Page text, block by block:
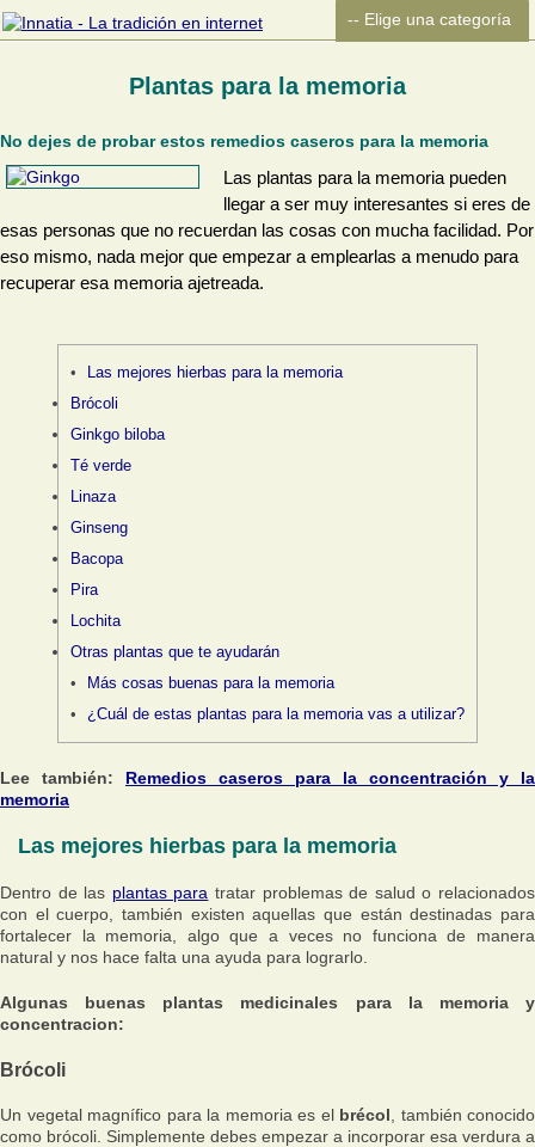
Plantas para la memoria
No dejes de probar estos remedios caseros para la memoria
Las plantas para la memoria pueden
llegar a ser muy interesantes si eres de
esas personas que no recuerdan las cosas con mucha facilidad. Por
eso mismo, nada mejor que empezar a emplearlas a menudo para
recuperar esa memoria ajetreada.
Las mejores hierbas para la memoria
Brócoli
Ginkgo biloba
Té verde
Linaza
Ginseng
Bacopa
Pira
Lochita
Otras plantas que te ayudarán
Más cosas buenas para la memoria
¿Cuál de estas plantas para la memoria vas a utilizar?
Lee también: Remedios caseros para la concentración y la
memoria
Las mejores hierbas para la memoria
Dentro de las plantas para tratar problemas de salud o relacionados
con el cuerpo, también existen aquellas que están destinadas para
fortalecer la memoria, algo que a veces no funciona de manera
natural y nos hace falta una ayuda para lograrlo.
Algunas buenas plantas medicinales para la memoria y
concentracion:
Brócoli
Un vegetal magnífico para la memoria es el brécol , también conocido
como brócoli. Simplemente debes empezar a incorporar esa verdura a